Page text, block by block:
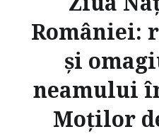
României:
și
neamului
Moților